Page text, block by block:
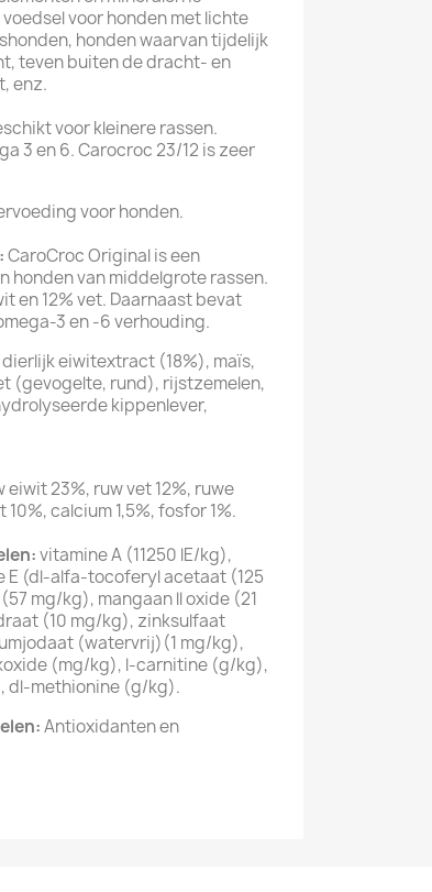
voor honden met lichte
honden waarvan tijdelijk
teven buiten de dracht- en
enz.
voor kleinere rassen.
3 en 6. Carocroc 23/12 is zeer
voor honden.
CaroCroc Original is een
honden van middelgrote rassen.
en 12% vet. Daarnaast bevat
3 en -6 verhouding.
eiwitextract (18%), maïs,
(gevogelte, rund), rijstzemelen,
kippenlever,
eiwit 23%, ruw vet 12%, ruwe
calcium 1,5%, fosfor 1%.
vitamine A (11250 lE/kg),
E (dl-alfa-tocoferyl acetaat (125
mg/kg), mangaan ll oxide (21
(10 mg/kg), zinksulfaat
(watervrij)(1 mg/kg),
(mg/kg), l-carnitine (g/kg),
dl-methionine (g/kg).
Antioxidanten en